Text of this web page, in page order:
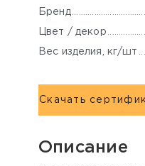
Бренд
Цвет / декор
Вес изделия, кг/шт
Скачать
Описание